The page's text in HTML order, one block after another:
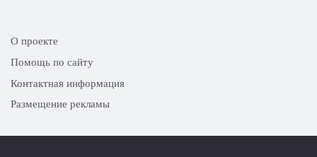
О проекте
Помощь по сайту
Контактная информация
Размещение рекламы